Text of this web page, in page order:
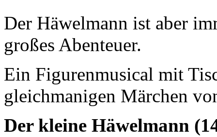
Der Häwelmann ist aber
großes Abenteuer.
Ein Figurenmusical mit
gleichmanigen Märchen
Der kleine Häwelmann